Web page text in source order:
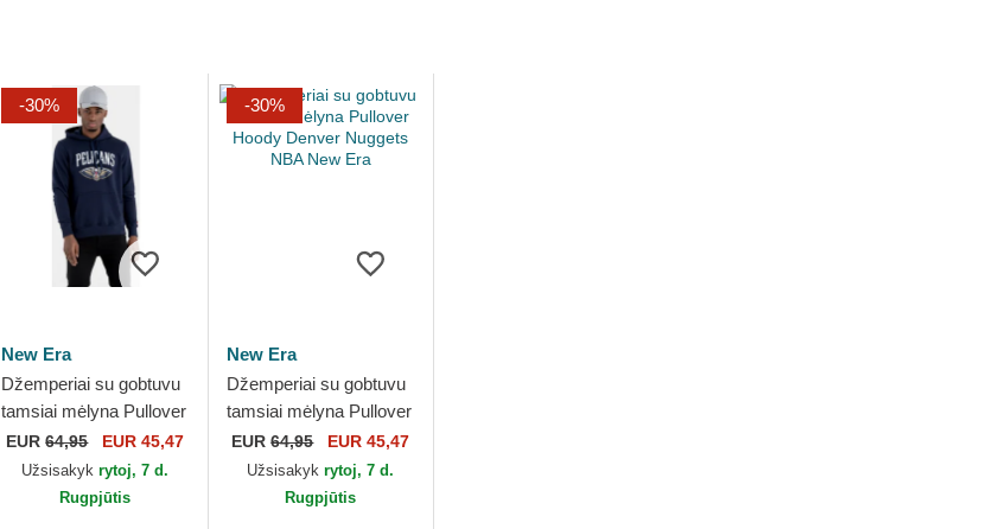
-30%
New Era
Džemperiai su gobtuvu
tamsiai mėlyna Pullover
Hoody New Orleans
Pelicans NBA New Era
EUR64,95 EUR 45,47
Užsisakykrytoj, 7 d.
Rugpjūtis
-30%
New Era
Džemperiai su gobtuvu
tamsiai mėlyna Pullover
Hoody Denver Nuggets
NBA New Era
EUR64,95 EUR 45,47
Užsisakykrytoj, 7 d.
Rugpjūtis